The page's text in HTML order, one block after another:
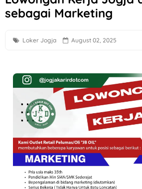
Loker Semarang Terbaru di Sego
Loker Karanganyar HRD,
Lowongan Kerja F&B Solo dan
Loker Solo Bulan Agustus 2026 di
Loker Pabrik Pipa PVC Sukoharjo
Lowongan Kerja 10 Posisi di
Loker Pecel Pepe Semarang Posisi
sebagai Marketing
Loker Jogja August 02, 2025